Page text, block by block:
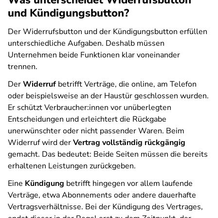
und Kündigungsbutton?
Der Widerrufsbutton und der Kündigungsbutton erfüllen
unterschiedliche Aufgaben. Deshalb müssen
Unternehmen beide Funktionen klar voneinander
trennen.
DerWiderruf betrifft Verträge, die online, am Telefon
oder beispielsweise an der Haustür geschlossen wurden.
Er schützt Verbraucher:innen vor unüberlegten
Entscheidungen und erleichtert die Rückgabe
unerwünschter oder nicht passender Waren. Beim
Widerruf wird derVertrag vollständig rückgängig
gemacht. Das bedeutet: Beide Seiten müssen die bereits
erhaltenen Leistungen zurückgeben.
Eine Kündigung betrifft hingegen vor allem laufende
Verträge, etwa Abonnements oder andere dauerhafte
Vertragsverhältnisse. Bei der Kündigung des Vertrages,